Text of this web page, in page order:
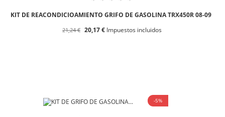
KIT DE REACONDICIOAMIENTO GRIFO DE GASOLINA TRX450R 08-09
21,24 € 20,17 € Impuestos incluidos
-5%